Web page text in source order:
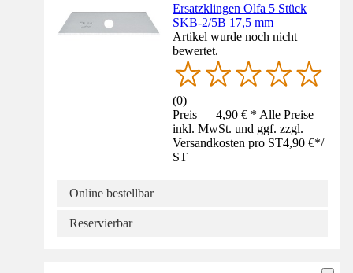
Ersatzklingen Olfa 5 Stück
SKB-2/5B 17,5 mm
Artikel wurde noch nicht
bewertet.
(0)
Preis — 4,90 € * Alle Preise
inkl. MwSt. und ggf. zzgl.
Versandkosten pro ST4,90 €*/
ST
Online bestellbar
Reservierbar